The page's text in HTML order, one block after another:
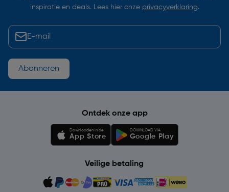
inspiratie en deals. Lees hier onze privacyverklaring.
Abonneren
Ontdek onze app
Downloaden in de
App Store
DOWNLOAD VIA
Google Play
Veilige betaling